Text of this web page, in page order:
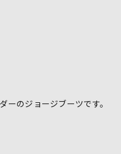
ーのジョージブーツです。